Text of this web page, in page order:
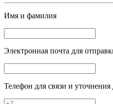
Имя и фамилия
Электронная почта для
Телефон для связи и уточнения